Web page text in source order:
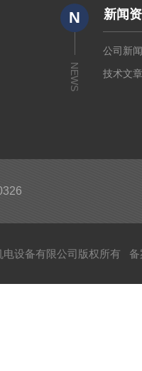
N
NEWS
新闻
公司新
技术文
电设备有限公司版权所有 备